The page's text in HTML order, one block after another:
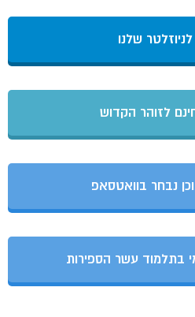
שלנו
לזוהר הקדוש
נבחר בוואטסאפ
בתלמוד עשר הספירות